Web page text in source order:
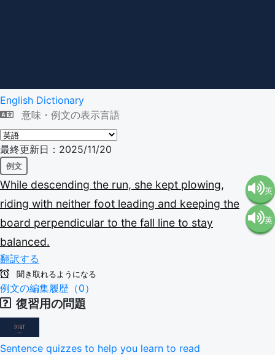
English Dictionary
意味・例文の表示言語
最終更新日：2025/11/20
例文
While descending the run, she kept plowing,
riding with neither foot leading and keeping the
board perpendicular to the fall line to stay
balanced.
翻訳する
英
語（米
英
聞き取れるようになる
例文の編集履歴（0）
復習用の問題
Sentence quizzes to help you learn to read